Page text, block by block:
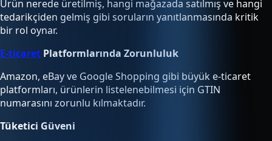
Ürün nerede üretilmiş, hangi mağazada satılmış ve hangi
tedarikçiden gelmiş gibi soruların yanıtlanmasında kritik
bir rol oynar.
E-ticaret Platformlarında Zorunluluk
Amazon, eBay ve Google Shopping gibi büyük e-ticaret
platformları, ürünlerin listelenebilmesi için GTIN
numarasını zorunlu kılmaktadır.
Tüketici Güveni